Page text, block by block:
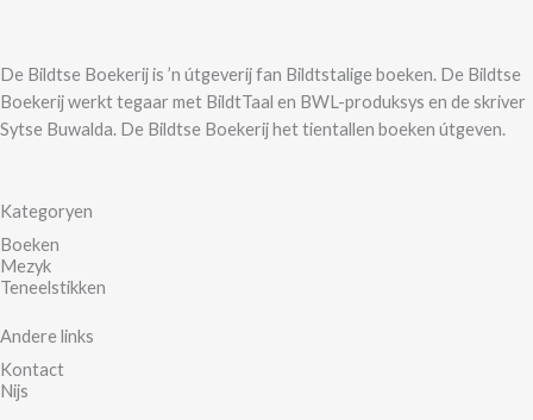
De Bildtse Boekerij is ’n útgeverij fan Bildtstalige boeken. De Bildtse
Boekerij werkt tegaar met BildtTaal en BWL-produksys en de skriver
Sytse Buwalda. De Bildtse Boekerij het tientallen boeken útgeven.
Kategoryen
Boeken
Mezyk
Teneelstikken
Andere links
Kontact
Nijs